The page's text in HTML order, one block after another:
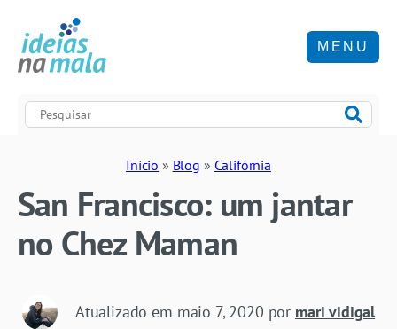
MENU
Início » Blog » Califórnia
San Francisco: um jantar
no Chez Maman
Atualizado em maio 7, 2020 por mari vidigal